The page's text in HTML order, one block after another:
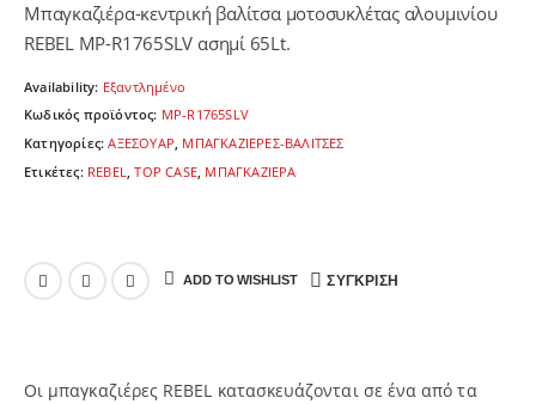
Mπαγκαζιέρα-κεντρική βαλίτσα μοτοσυκλέτας αλουμινίου
REBEL MP-R1765SLV ασημί 65Lt.
Availability: Εξαντλημένο
Κωδικός προϊόντος: MP-R1765SLV
Κατηγορίες:ΑΞΕΣΟΥΑΡ ΜΠΑΓΚΑΖΙΕΡΕΣ-ΒΑΛΙΤΣΕΣ
Ετικέτες: REBEL ,TOP CASE ΜΠΑΓΚΑΖΙΕΡΑ
ADD TO WISHLIST ΣΎΓΚΡΙΣΗ
Οι μπαγκαζιέρες REBEL κατασκευάζονται σε ένα από τα